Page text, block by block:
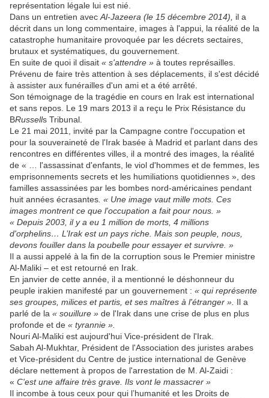
représentation légale lui est nié.
Dans un entretien avec Al-Jazeera (le 15 décembre 2014),
il a
décrit dans un long commentaire, images à l'appui, la réalité de la
catastrophe humanitaire provoquée par les décrets sectaires,
brutaux et systématiques, du gouvernement.
En suite de quoi il disait « s'attendre » à toutes représailles.
Prévenu de faire très attention à ses déplacements, il s'est décidé
à assister aux funérailles d'un ami et a été arrêté.
Son témoignage de la tragédie en cours en Irak est international
et sans repos. Le 19 mars 2013 il a reçu le Prix Résistance du
BRussells Tribunal.
Le 21 mai 2011, invité par la Campagne contre l'occupation et
pour la souveraineté de l'Irak basée à Madrid et parlant dans des
rencontres en différentes villes, il a montré des images, la réalité
de « … l'assassinat d'enfants, le viol d'hommes et de femmes, les
emprisonnements secrets et les humiliations quotidiennes », des
familles assassinées par les bombes nord-américaines pendant
huit années écrasantes . « Une image vaut mille mots. Ces
images montrent ce que l'occupation a fait pour nous. »
« Depuis 2003, il y a eu 1 million de morts, 4 millions
d'orphelins… L’Irak est un pays riche. Mais son peuple, nous,
devons fouiller dans la poubelle pour essayer et survivre. »
Il a aussi appelé à la fin de la corruption sous le Premier ministre
Al-Maliki – et est retourné en Irak.
En janvier de cette année, il a mentionné le déshonneur du
peuple irakien manifesté par un gouvernement : « qui représente
ses groupes, milices et partis, et ses maîtres à l'étranger ». Il a
parlé de la « souillure » de l'Irak dans une crise de plus en plus
profonde et de « tyrannie ».
Nouri Al-Maliki est aujourd'hui Vice-président de l'Irak.
Sabah Al-Mukhtar, Président de l'Association des juristes arabes
et Vice-président du Centre de justice international de Genève
déclare nettement à propos de l'arrestation de M. Al-Zaidi :
« C'est une affaire très grave. Ils vont le massacrer »
Il incombe à tous ceux pour qui l’humanité et les Droits de